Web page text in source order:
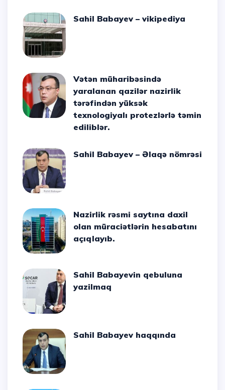
Sahil Babayev – vikipediya
Vətən müharibəsində
yaralanan qazilər nazirlik
tərəfindən yüksək
texnologiyalı protezlərlə təmin
ediliblər.
Sahil Babayev – Əlaqə nömrəsi
Nazirlik rəsmi saytına daxil
olan müraciətlərin hesabatını
açıqlayıb.
Sahil Babayevin qebuluna
yazilmaq
Sahil Babayev haqqında